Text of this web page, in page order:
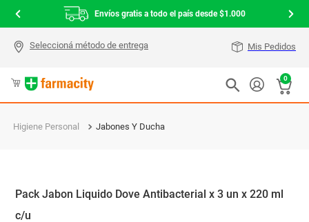
Envíos gratis a todo el país desde $1.000
Mis Pedidos
0
Higiene Personal Jabones Y Ducha
Pack Jabon Liquido Dove Antibacterial x 3 un x 220 ml
c/u